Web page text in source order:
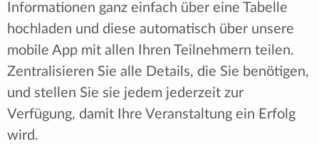
Informationen ganz einfach über eine Tabelle
hochladen und diese automatisch über unsere
mobile App mit allen Ihren Teilnehmern teilen.
Zentralisieren Sie alle Details, die Sie benötigen,
und stellen Sie sie jedem jederzeit zur
Verfügung, damit Ihre Veranstaltung ein Erfolg
wird.